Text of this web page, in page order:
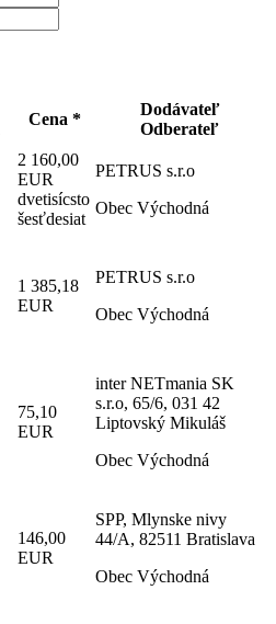
Cena *
Dodávateľ
Odberateľ
2 160,00
EUR
dvetisícsto
šesťdesiat
PETRUS s.r.o
Obec Východná
1 385,18
EUR
PETRUS s.r.o
Obec Východná
75,10
EUR
inter NETmania SK
s.r.o, 65/6, 031 42
Liptovský Mikuláš
Obec Východná
146,00
EUR
SPP, Mlynske nivy
44/A, 82511 Bratislava
Obec Východná